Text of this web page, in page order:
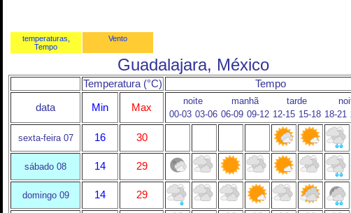
temperaturas,
Tempo
Vento
Guadalajara, México
Temperatura (°C) Tempo
data Min Max
noite manhã tarde
00-03 03-06 06-09 09-12 12-15 15-18 18-21
sexta-feira 07 16 30
sábado 08 14 29
domingo 09 14 29